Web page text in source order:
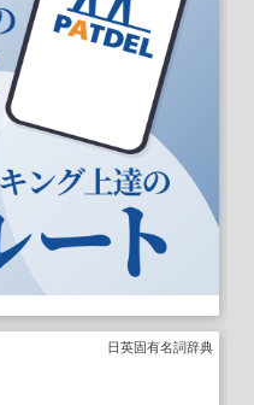
日英固有名詞辞典